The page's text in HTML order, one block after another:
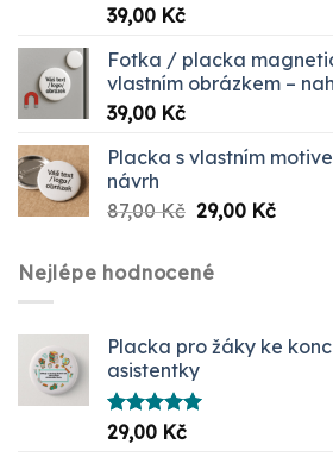
Hodnocení
5.00
39,00 Kč
Fotka / placka
vlastním obrázkem –
39,00 Kč
Placka s vlastním
návrh
87,00Kč Původní
byla:
87,00 Kč.
29,00 Kč
Nejlépe hodnocené
Placka pro žáky ke
asistentky
Hodnocení
5.00
29,00 Kč